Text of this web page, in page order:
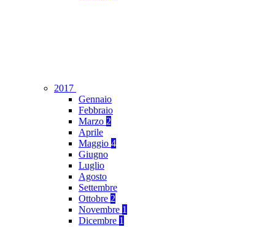
2017
Gennaio
Febbraio
Marzo 2
Aprile
Maggio 4
Giugno
Luglio
Agosto
Settembre
Ottobre 2
Novembre 1
Dicembre 1